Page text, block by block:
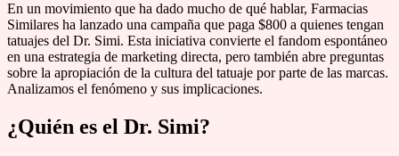
En un movimiento que ha dado mucho de qué hablar, Farmacias
Similares ha lanzado una campaña que paga $800 a quienes tengan
tatuajes del Dr. Simi. Esta iniciativa convierte el fandom espontáneo
en una estrategia de marketing directa, pero también abre preguntas
sobre la apropiación de la cultura del tatuaje por parte de las marcas.
Analizamos el fenómeno y sus implicaciones.
¿Quién es el Dr. Simi?